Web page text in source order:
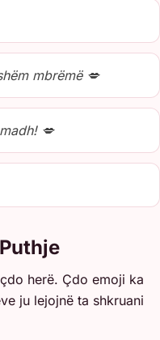
mbrëmë 💋
💋
herë. Çdo emoji ka
ju lejojnë ta shkruani